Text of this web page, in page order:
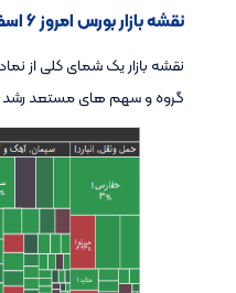
نقشه بازار بورس امروز ۶ اسفند ۱۴۰۴
نقشه بازار یک شمای کلی از
گروه و سهم های مستعد رشد